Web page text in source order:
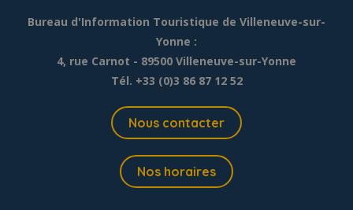
Bureau d'Information Touristique de Villeneuve-sur-
Yonne :
4, rue Carnot - 89500 Villeneuve-sur-Yonne
Tél. +33 (0)3 86 87 12 52
Nous contacter
Nos horaires